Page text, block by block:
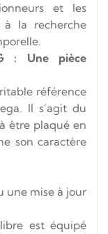
et les
à la recherche
: Une pièce
référence
Il s’agit du
être plaqué en
son caractère
une mise à jour
est équipé